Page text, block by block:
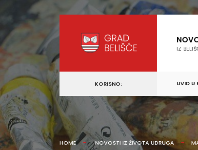
content
IZ
KORISNO: UVID U
HOME NOVOSTI IZ ŽIVOTA UDRUGA